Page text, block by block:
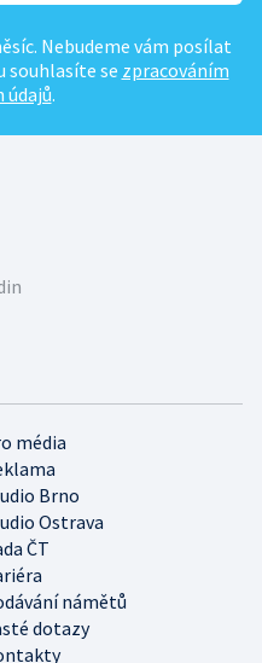
Nebudeme vám posílat
souhlasíte se zpracováním
údajů.